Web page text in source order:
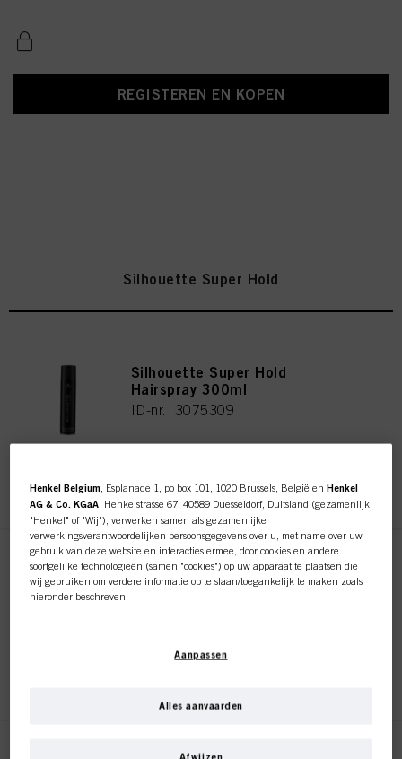
REGISTEREN EN KOPEN
Silhouette Super Hold
Silhouette Super Hold
Hairspray 300ml
ID-nr. 3075309
REGISTEREN EN KOPEN
Silhouette Super Hold
Hairspray 500ml
Silhouette Super Hold
Deze online shop is
Henkel Belgium , Esplanade 1, po box 101, 1020 Brussels, België enHenkel
AG & Co. KGaA , Henkelstrasse 67, 40589 Duesseldorf, Duitsland (gezamenlijk
"Henkel" of "Wij"), verwerken samen als gezamenlijke
verwerkingsverantwoordelijken persoonsgegevens over u, met name over uw
gebruik van deze website en interacties ermee, door cookies en andere
soortgelijke technologieën (samen "cookies") op uw apparaat te plaatsen die
wij gebruiken om verdere informatie op te slaan/toegankelijk te maken zoals
hieronder beschreven.
aangegeven in onze Gegevensbeschermingsverklaring waarnaar een link in
te meten en te optimaliseren, om u
website en uw commerciële interacties met ons (respectievelijk het bedrijf
Aanpassen
Alles aanvaarden